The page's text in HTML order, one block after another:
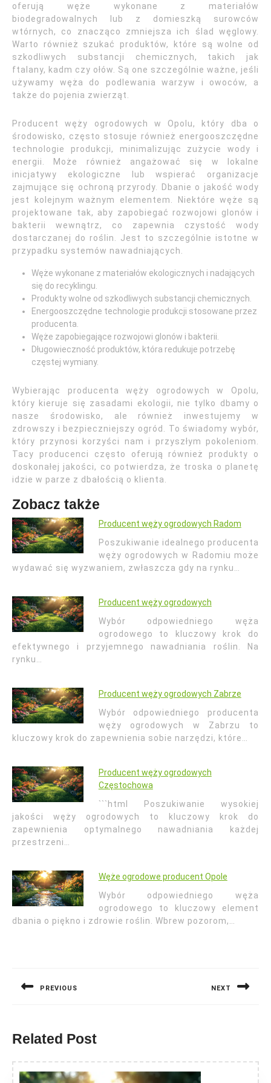
oferują węże wykonane z materiałów
biodegradowalnych lub z domieszką surowców
wtórnych, co znacząco zmniejsza ich ślad węglowy.
Warto również szukać produktów, które są wolne od
szkodliwych substancji chemicznych, takich jak
ftalany, kadm czy ołów. Są one szczególnie ważne, jeśli
używamy węża do podlewania warzyw i owoców, a
także do pojenia zwierząt.
Producent węży ogrodowych w Opolu, który dba o
środowisko, często stosuje również energooszczędne
technologie produkcji, minimalizując zużycie wody i
energii. Może również angażować się w lokalne
inicjatywy ekologiczne lub wspierać organizacje
zajmujące się ochroną przyrody. Dbanie o jakość wody
jest kolejnym ważnym elementem. Niektóre węże są
projektowane tak, aby zapobiegać rozwojowi glonów i
bakterii wewnątrz, co zapewnia czystość wody
dostarczanej do roślin. Jest to szczególnie istotne w
przypadku systemów nawadniających.
Węże wykonane z materiałów ekologicznych i nadających
się do recyklingu.
Produkty wolne od szkodliwych substancji chemicznych.
Energooszczędne technologie produkcji stosowane przez
producenta.
Węże zapobiegające rozwojowi glonów i bakterii.
Długowieczność produktów, która redukuje potrzebę
częstej wymiany.
Wybierając producenta węży ogrodowych w Opolu,
który kieruje się zasadami ekologii, nie tylko dbamy o
nasze środowisko, ale również inwestujemy w
zdrowszy i bezpieczniejszy ogród. To świadomy wybór,
który przynosi korzyści nam i przyszłym pokoleniom.
Tacy producenci często oferują również produkty o
doskonałej jakości, co potwierdza, że troska o planetę
idzie w parze z dbałością o klienta.
Zobacz także
Producent węży ogrodowych Radom
Poszukiwanie idealnego producenta
węży ogrodowych w Radomiu może
wydawać się wyzwaniem, zwłaszcza gdy na rynku…
Producent węży ogrodowych
Wybór odpowiedniego węża
ogrodowego to kluczowy krok do
efektywnego i przyjemnego nawadniania roślin. Na
rynku…
Producent węży ogrodowych Zabrze
Wybór odpowiedniego producenta
węży ogrodowych w Zabrzu to
kluczowy krok do zapewnienia sobie narzędzi, które…
Producent węży ogrodowych
Częstochowa
```html Poszukiwanie wysokiej
jakości węży ogrodowych to kluczowy krok do
zapewnienia optymalnego nawadniania każdej
przestrzeni…
Węże ogrodowe producent Opole
Wybór odpowiedniego węża
ogrodowego to kluczowy element
dbania o piękno i zdrowie roślin. Wbrew pozorom,…
PREVIOUS NEXT
Related Post